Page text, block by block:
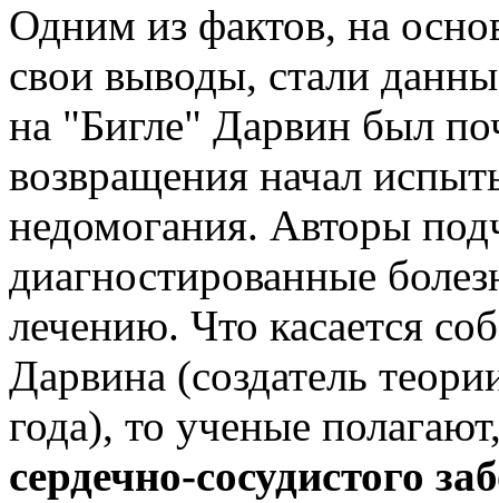
Одним из фактов, на
свои выводы, стали
на "Бигле" Дарвин был
возвращения начал
недомогания. Авторы
диагностированные
лечению. Что касается
Дарвина (создатель
года), то ученые
сердечно-сосудистого